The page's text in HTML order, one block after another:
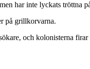
har inte lyckats tröttna
på grillkorvarna.
och kolonisterna